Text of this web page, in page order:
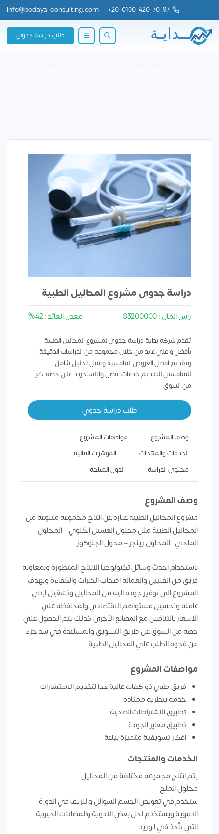
20-0100-420-70-97
+
info@bedaya-consulting.com
طلب دراسة جدوي
دراسة جدوى مشروع المحاليل الطبية
رأس المال : 3200000$ معدل العائد : 42%
تقدم شركه بداية دراسة جدوي لمشروع المحاليل الطبية
بأفضل واعلي عائد من خلال مجموعه من الدراسات الدقيقة
وتقديم افضل العروض التنافسية وعمل تحليل شامل
للمنافسين للتقديم خدمات افضل والاستحواذ علي حصه اكبر
من السوق
طلب دراسة جدوي
وصف المشروع
مواصفات المشروع
الخدمات والمنتجات
المؤشرات المالية
محتوي الدراسة
الدول المتاحة
وصف المشروع
مشروع المحاليل الطبية عباره عن انتاج مجموعه متنوعه من
المحاليل الطبية مثل محلول الغسيل الكلوي – المحلول
الملحي -المحلول رينجر – محول الجلوكوز
باستخدام احدث وسائل تكنولوجيا الانتاج المتطورة وبمعاونه
فريق من الفنيين والعمالة اصحاب الخبرات والكفاءة ويهدف
المشروع الي توفير جوده اليه من المحاليل وتشغيل ايدي
عامله وتحسين مستواهم الاقتصادي ولمحافظه علي
الاسعار بالتنافس مع المصانع الأخرى كذلك يتم الحصول علي
حصه من السوق عن طريق التسويق والمساعدة في سد جزء
من فجوه الطلب علي المحاليل الطبية
مواصفات المشروع
فريق طبي ذو كفائه عالية جدا لتقديم الاستشارات
خدمه بيطريه ممتاذه
تطبيق الاشتراطات الصحية
تطبيق معاير الجودة
افكار تسويقية متميزة بياعة
الخدمات والمنتجات
يتم انتاج مجموعه مختلفة من المحاليل
محلول الملح
ستخدم في تعويض الجسم السوائل والنزيف في الدورة
الدموية ويستخدم لحل بعض الأدوية والمضادات الحيوية
التي تأخذ في الوريد